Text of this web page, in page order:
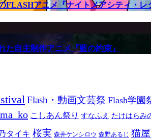
FLASHアニメ『ナイトメアシティ・レ
た自主制作アニメ『藍の約束』
Flash・動画文芸祭 Flash学園
こしあん祭り すなふえ たけはらみ
タイキ 桜実 森井ケンシロウ 森野あるじ 猫